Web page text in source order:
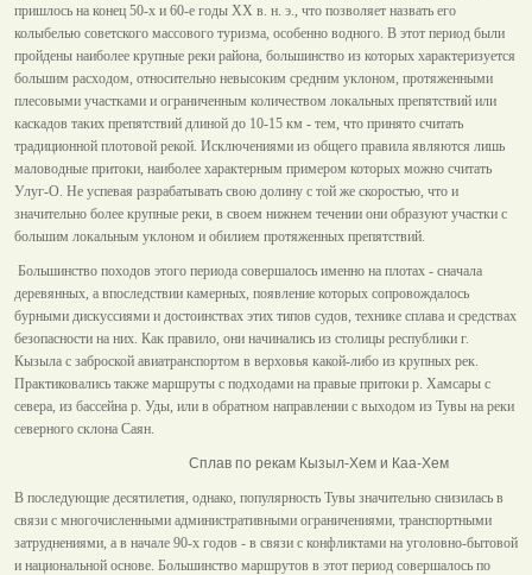
пришлось на конец 50-х и 60-е годы ХХ в. н. э., что позволяет назвать его
колыбелью советского массового туризма, особенно водного. В этот период были
пройдены наиболее крупные реки района, большинство из которых характеризуется
большим расходом, относительно невысоким средним уклоном, протяженными
плесовыми участками и ограниченным количеством локальных препятствий или
каскадов таких препятствий длиной до 10-15 км - тем, что принято считать
традиционной плотовой рекой. Исключениями из общего правила являются лишь
маловодные притоки, наиболее характерным примером которых можно считать
Улуг-О. Не успевая разрабатывать свою долину с той же скоростью, что и
значительно более крупные реки, в своем нижнем течении они образуют участки с
большим локальным уклоном и обилием протяженных препятствий.
Большинство походов этого периода совершалось именно на плотах - сначала
деревянных, а впоследствии камерных, появление которых сопровождалось
бурными дискуссиями и достоинствах этих типов судов, технике сплава и средствах
безопасности на них. Как правило, они начинались из столицы республики г.
Кызыла с заброской авиатранспортом в верховья какой-либо из крупных рек.
Практиковались также маршруты с подходами на правые притоки р. Хамсары с
севера, из бассейна р. Уды, или в обратном направлении с выходом из Тувы на реки
северного склона Саян.
Сплав по рекам Кызыл-Хем и Каа-Хем
В последующие десятилетия, однако, популярность Тувы значительно снизилась в
связи с многочисленными административными ограничениями, транспортными
затруднениями, а в начале 90-х годов - в связи с конфликтами на уголовно-бытовой
и национальной основе. Большинство маршрутов в этот период совершалось по